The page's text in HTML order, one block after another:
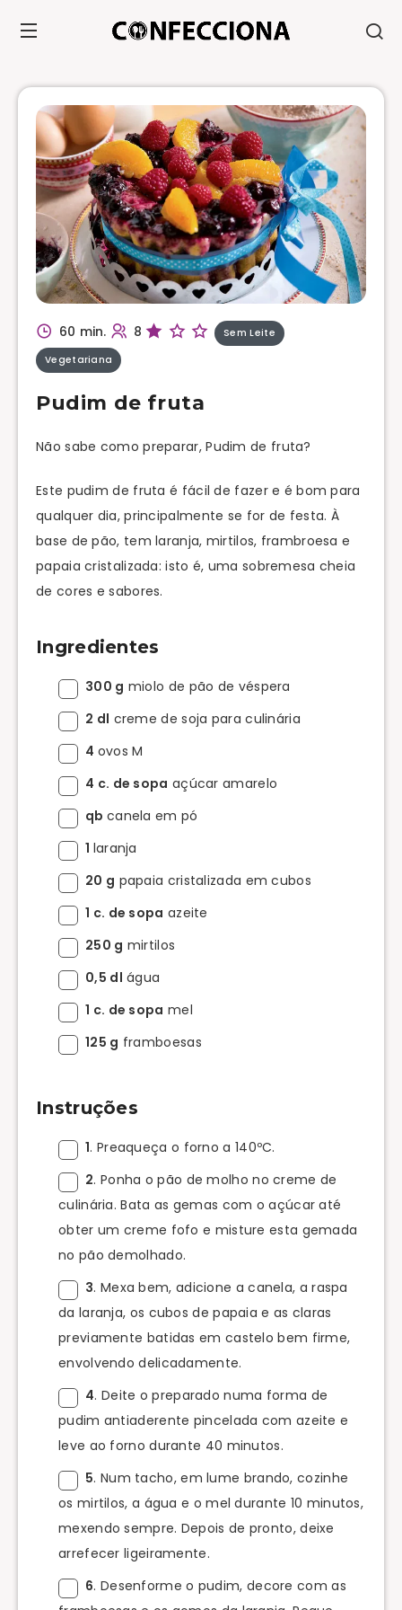
60 min. 8 Sem Leite
Vegetariana
Pudim de fruta
Não sabe como preparar, Pudim de fruta?
Este pudim de fruta é fácil de fazer e é bom para
qualquer dia, principalmente se for de festa. À
base de pão, tem laranja, mirtilos, frambroesa e
papaia cristalizada: isto é, uma sobremesa cheia
de cores e sabores.
Ingredientes
300 g miolo de pão de véspera
2 dl creme de soja para culinária
4 ovos M
4 c. de sopa açúcar amarelo
qb canela em pó
1 laranja
20 g papaia cristalizada em cubos
1 c. de sopa azeite
250 g mirtilos
0,5 dl água
1 c. de sopa mel
125 g framboesas
Instruções
1. Preaqueça o forno a 140ºC.
2. Ponha o pão de molho no creme de
culinária. Bata as gemas com o açúcar até
obter um creme fofo e misture esta gemada
no pão demolhado.
3. Mexa bem, adicione a canela, a raspa
da laranja, os cubos de papaia e as claras
previamente batidas em castelo bem firme,
envolvendo delicadamente.
4. Deite o preparado numa forma de
pudim antiaderente pincelada com azeite e
leve ao forno durante 40 minutos.
5. Num tacho, em lume brando, cozinhe
os mirtilos, a água e o mel durante 10 minutos,
mexendo sempre. Depois de pronto, deixe
arrefecer ligeiramente.
6. Desenforme o pudim, decore com as